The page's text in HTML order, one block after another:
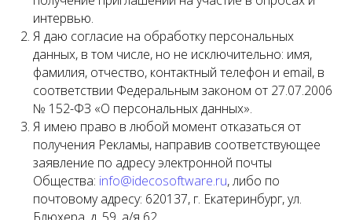
интервью.
Я даю согласие на обработку персональных
данных, в том числе, но не исключительно: имя,
фамилия, отчество, контактный телефон и email, в
соответствии Федеральным законом от 27.07.2006
№ 152-ФЗ «О персональных данных».
Я имею право в любой момент отказаться от
получения Рекламы, направив соответствующее
заявление по адресу электронной почты
Общества: info@idecosoftware.ru, либо по
почтовому адресу: 620137, г. Екатеринбург, ул.